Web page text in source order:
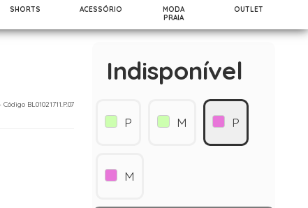
SHORTS ACESSÓRIO
MODA
PRAIA
OUTLET
Código BL01021711.P.07
Indisponível
P M P
M